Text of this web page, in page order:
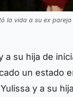
la vida a su ex
a su hija de
un estado
y a su